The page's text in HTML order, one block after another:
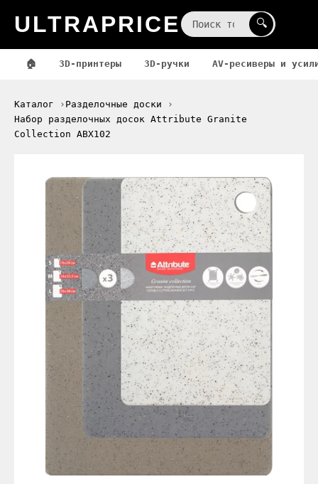
ULTRAPRICE 🔍
🏠 3D-принтеры 3D-ручки AV-ресиверы и
Каталог
Разделочные доски
Набор разделочных досок Attribute Granite
Collection ABX102